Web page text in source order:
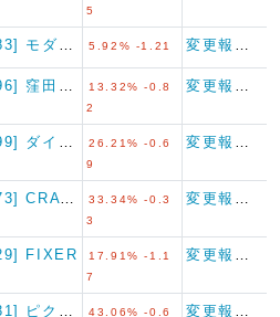
5
5.92% -1.21
13.32% -0.8
2
26.21% -0.6
9
33.34% -0.3
3
FIXER
17.91% -1.1
7
43.06% -0.6